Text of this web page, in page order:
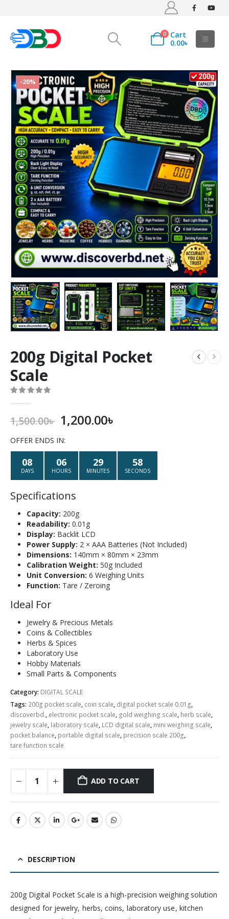
0
Cart
0.00৳
-20%
200g Digital Pocket
Scale
1,500.00৳ 1,200.00৳
OFFER ENDS IN:
08
DAYS
06
HOURS
29
MINUTES
58
SECONDS
Specifications
Capacity: 200g
Readability: 0.01g
Display: Backlit LCD
Power Supply: 2 × AAA Batteries (Not Included)
Dimensions: 140mm × 80mm × 23mm
Calibration Weight: 50g Included
Unit Conversion: 6 Weighing Units
Function: Tare / Zeroing
Ideal For
Jewelry & Precious Metals
Coins & Collectibles
Herbs & Spices
Laboratory Use
Hobby Materials
Small Parts & Components
Category: DIGITAL SCALE
Tags: 200g pocket scale, coin scale, digital pocket scale 0.01g,
discoverbd., electronic pocket scale, gold weighing scale, herb scale,
jewelry scale, laboratory scale, LCD digital scale, mini weighing scale,
pocket balance, portable digital scale, precision scale 200g,
tare function scale
ADD TO CART
DESCRIPTION
200g Digital Pocket Scale is a high-precision weighing solution
designed for jewelry, herbs, coins, laboratory use, kitchen